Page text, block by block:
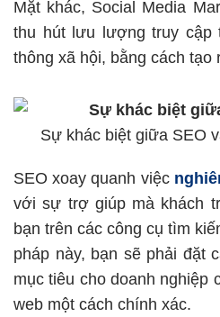
Mặt khác, Social Media
thu hút lưu lượng truy cập
thông xã hội, bằng cách tạo
Sự khác biệt giữa SEO
SEO xoay quanh việc
với sự trợ giúp mà khách
bạn trên các công cụ tìm
pháp này, bạn sẽ phải đặt
mục tiêu cho doanh nghiệp
web một cách chính xác.